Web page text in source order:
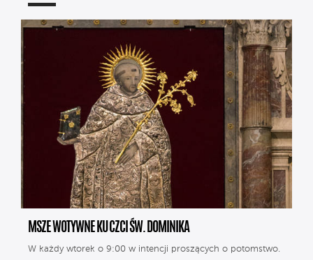
MSZE WOTYWNE KU CZCI ŚW. DOMINIKA
W każdy wtorek o 9:00 w intencji proszących o potomstwo.